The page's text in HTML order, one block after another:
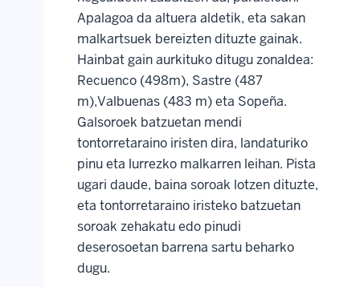
Apalagoa da altuera aldetik, eta sakan
malkartsuek bereizten dituzte gainak.
Hainbat gain aurkituko ditugu zonaldea:
Recuenco (498m), Sastre (487
m),Valbuenas (483 m) eta Sopeña.
Galsoroek batzuetan mendi
tontorretaraino iristen dira, landaturiko
pinu eta lurrezko malkarren leihan. Pista
ugari daude, baina soroak lotzen dituzte,
eta tontorretaraino iristeko batzuetan
soroak zehakatu edo pinudi
deserosoetan barrena sartu beharko
dugu.